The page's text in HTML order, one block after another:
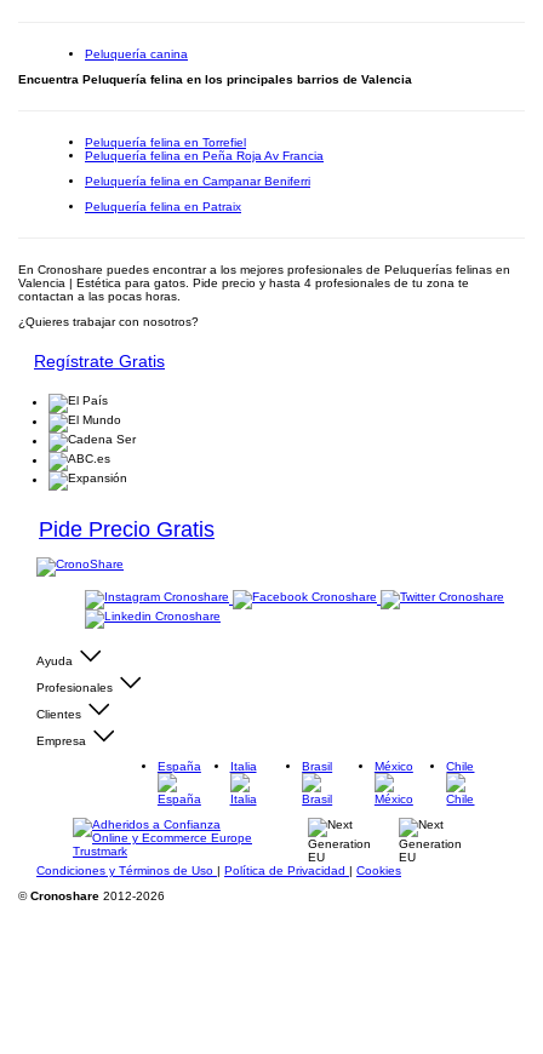
Peluquería canina
Encuentra Peluquería felina en los principales barrios de Valencia
Peluquería felina en Torrefiel
Peluquería felina en Peña Roja Av Francia
Peluquería felina en Campanar Beniferri
Peluquería felina en Patraix
En Cronoshare puedes encontrar a los mejores profesionales de Peluquerías felinas en
Valencia | Estética para gatos. Pide precio y hasta 4 profesionales de tu zona te
contactan a las pocas horas.
¿Quieres trabajar con nosotros?
Regístrate Gratis
Pide Precio Gratis
Ayuda
Profesionales
Clientes
Empresa
España
Italia Brasil México Chile
Condiciones y Términos de Uso | Política de Privacidad | Cookies
©Cronoshare 2012-2026